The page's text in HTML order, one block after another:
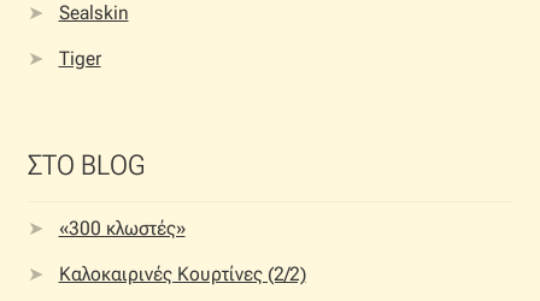
Sealskin
Tiger
ΣΤΟ BLOG
«300 κλωστές»
Καλοκαιρινές Κουρτίνες (2/2)